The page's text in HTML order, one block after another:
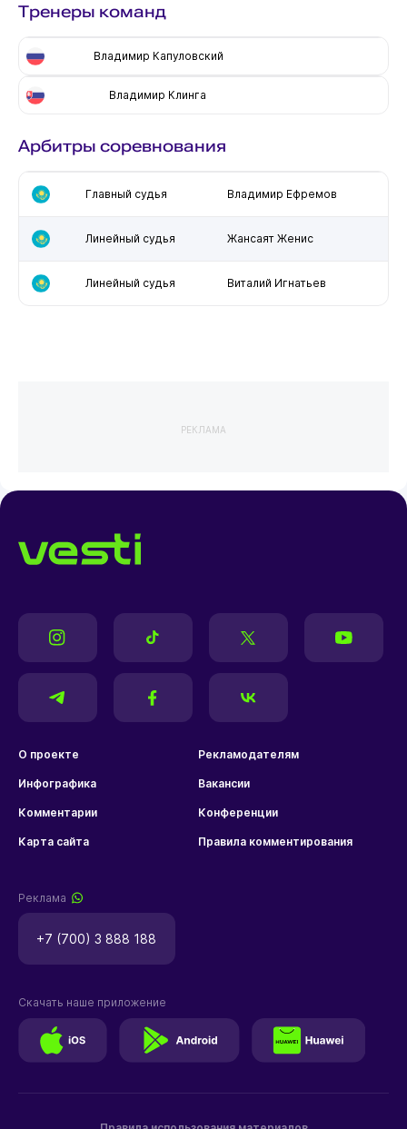
Тренеры команд
Владимир Капуловский
Владимир Клинга
Арбитры соревнования
Главный судья Владимир Ефремов
Линейный судья Жансаят Женис
Линейный судья Виталий Игнатьев
РЕКЛАМА
О проекте Рекламодателям
Инфографика Вакансии
Комментарии Конференции
Карта сайта Правила комментирования
Реклама
+7 (700) 3 888 188
Скачать наше приложение